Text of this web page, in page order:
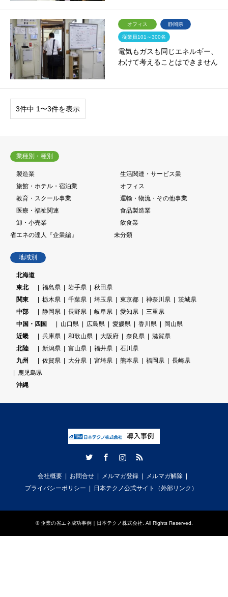
オフィス 静岡県
従業員101～300名
電気もガスも同じエネルギー、
わけて考えることはできません
3件中 1〜3件を表示
業種別・種別
製造業
生活関連・サービス業
旅館・ホテル・宿泊業
オフィス
教育・スクール事業
運輸・物流・その他事業
医療・福祉関連
食品製造業
卸・小売業
飲食業
省エネの達人『企業編』
未分類
地域別
北海道
東北
福島県 岩手県
秋田県
関東
栃木県 千葉県 埼玉県 東京都 神奈川県
茨城県
中部
静岡県 長野県 岐阜県 愛知県
三重県
中国・四国
山口県 広島県 愛媛県 香川県
岡山県
近畿
兵庫県 和歌山県 大阪府 奈良県
滋賀県
北陸
新潟県 富山県 福井県
石川県
九州
佐賀県 大分県 宮埼県 熊本県 福岡県
長崎県
鹿児島県
沖縄
RSS
会社概要 お問合せ メルマガ登録
メルマガ解除
プライバシーポリシー
日本テクノ公式サイト（外部リンク）
©企業の省エネ成功事例｜日本テクノ株式会社. All Rights Reserved.